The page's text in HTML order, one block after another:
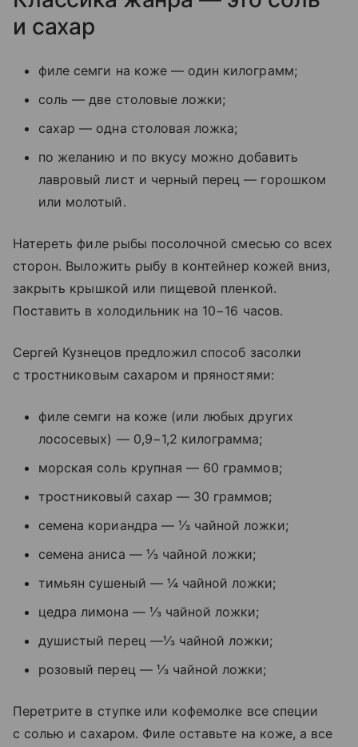
и сахар
филе семги на коже — один килограмм;
соль — две столовые ложки;
сахар — одна столовая ложка;
по желанию и по вкусу можно добавить
лавровый лист и черный перец — горошком
или молотый.
Натереть филе рыбы посолочной смесью со всех
сторон. Выложить рыбу в контейнер кожей вниз,
закрыть крышкой или пищевой пленкой.
Поставить в холодильник на 10−16 часов.
Сергей Кузнецов предложил способ засолки
с тростниковым сахаром и пряностями:
филе семги на коже (или любых других
лососевых) — 0,9−1,2 килограмма;
морская соль крупная — 60 граммов;
тростниковый сахар — 30 граммов;
семена кориандра — ⅓ чайной ложки;
семена аниса — ⅓ чайной ложки;
тимьян сушеный — ¼ чайной ложки;
цедра лимона — ⅓ чайной ложки;
душистый перец —⅓ чайной ложки;
розовый перец — ⅓ чайной ложки;
Перетрите в ступке или кофемолке все специи
с солью и сахаром. Филе оставьте на коже, а все